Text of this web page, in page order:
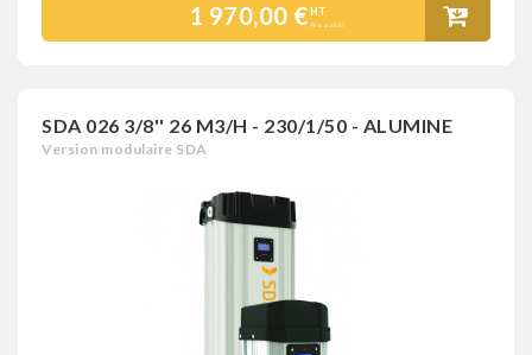
1 970,00 €HT
Prix public
SDA 026 3/8'' 26 M3/H - 230/1/50 - ALUMINE
Version modulaire SDA